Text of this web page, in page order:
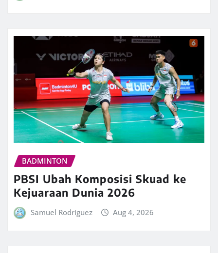
BADMINTON
PBSI Ubah Komposisi Skuad ke
Kejuaraan Dunia 2026
Samuel Rodriguez Aug 4, 2026